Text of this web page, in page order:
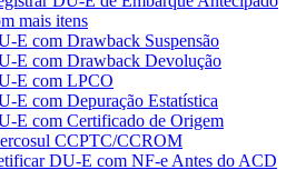
mais itens
E com Drawback Suspensão
E com Drawback Devolução
E com LPCO
E com Depuração Estatística
E com Certificado de Origem
CCPTC/CCROM
DU-E com NF-e Antes do ACD